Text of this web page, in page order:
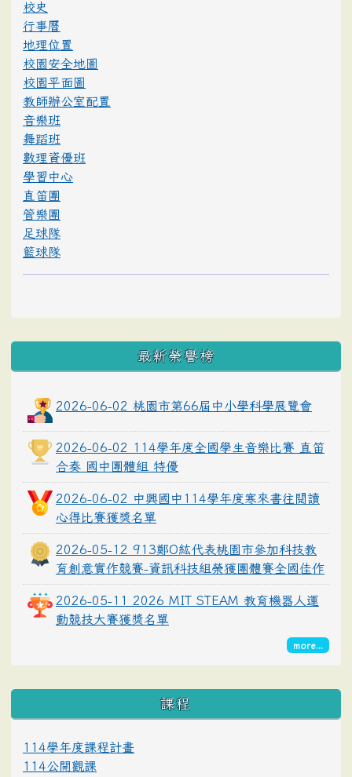
校史
行事曆
地理位置
校園安全地圖
校園平面圖
教師辦公室配置
音樂班
舞蹈班
數理資優班
學習中心
直笛團
管樂團
足球隊
籃球隊
最新榮譽榜
2026-06-02 桃園市第66屆中小學科學展覽會
2026-06-02 114學年度全國學生音樂比賽 直笛
合奏 國中團體組 特優
2026-06-02 中興國中114學年度寒來書往閱讀
心得比賽獲獎名單
2026-05-12 913鄭O紘代表桃園市參加科技教
育創意實作競賽-資訊科技組榮獲團體賽全國佳作
2026-05-11 2026 MIT STEAM 教育機器人運
動競技大賽獲獎名單
more...
課程
114學年度課程計畫
114公開觀課